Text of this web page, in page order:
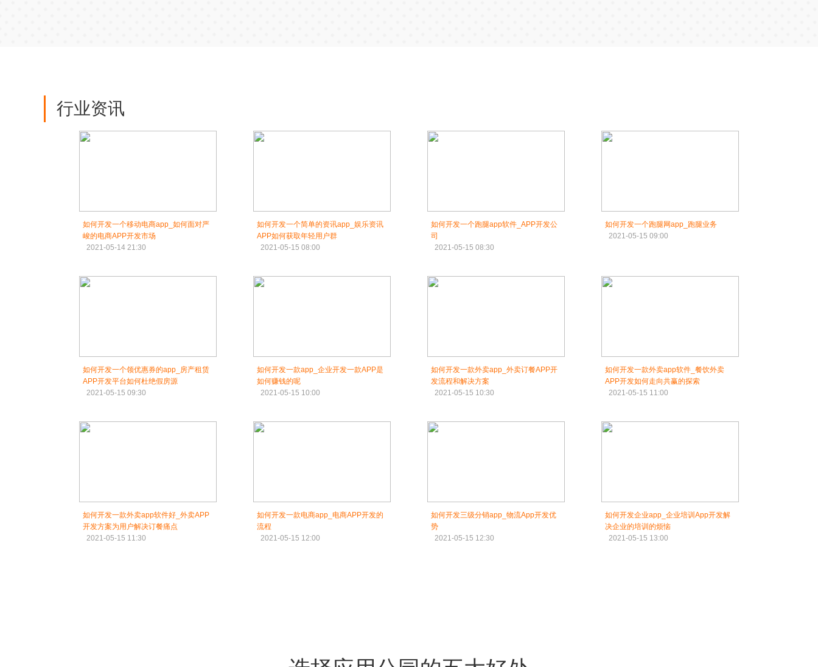
行业资讯
如何开发一个移动电商app_如何面对严
峻的电商APP开发市场
2021-05-14 21:30
如何开发一个简单的资讯app_娱乐资讯
APP如何获取年轻用户群
2021-05-15 08:00
如何开发一个跑腿app软件_APP开发公
司
2021-05-15 08:30
如何开发一个跑腿网app_跑腿业务
2021-05-15 09:00
如何开发一个领优惠券的app_房产租赁
APP开发平台如何杜绝假房源
2021-05-15 09:30
如何开发一款app_企业开发一款APP是
如何赚钱的呢
2021-05-15 10:00
如何开发一款外卖app_外卖订餐APP开
发流程和解决方案
2021-05-15 10:30
如何开发一款外卖app软件_餐饮外卖
APP开发如何走向共赢的探索
2021-05-15 11:00
如何开发一款外卖app软件好_外卖APP
开发方案为用户解决订餐痛点
2021-05-15 11:30
如何开发一款电商app_电商APP开发的
流程
2021-05-15 12:00
如何开发三级分销app_物流App开发优
势
2021-05-15 12:30
如何开发企业app_企业培训App开发解
决企业的培训的烦恼
2021-05-15 13:00